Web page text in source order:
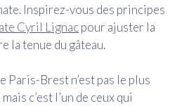
Inspirez-vous des principes
Cyril Lignacpour ajuster la
la tenue du gâteau.
Paris-Brest n’est pas le plus
c’est l’un de ceux qui